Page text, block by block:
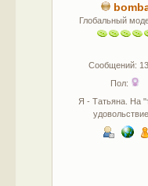
Глобальный
Сообщений:
Пол:
Я - Татьяна. На